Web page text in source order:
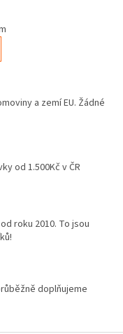
a zemí EU. Žádné
od 1.500Kč v ČR
roku 2010. To jsou
doplňujeme